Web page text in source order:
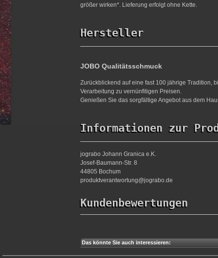
größer wirken*. Lieferung erfolgt ohne Kette.
Hersteller
JOBO Qualitätsschmuck
Zurückblickend auf eine fast 100 jährige Tradition,
Verarbeitung zu vernünfitigen Preisen.
Genießen Sie das sorgfältige Angebot aus dem
Informationen zur
jograbo Johann Granica e.K.
Josef-Baumann-Str. 8
44805 Bochum
produktverantwortung@jograbo.de
Kundenbewertungen
Das könnte Sie auch interessieren: